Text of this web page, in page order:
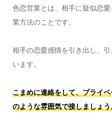
色恋営業とは、相手に疑似恋
業方法のことです。
相手の恋愛感情を引き出し、
います。
こまめに連絡をして、プライ
のような雰囲気で接しましょ